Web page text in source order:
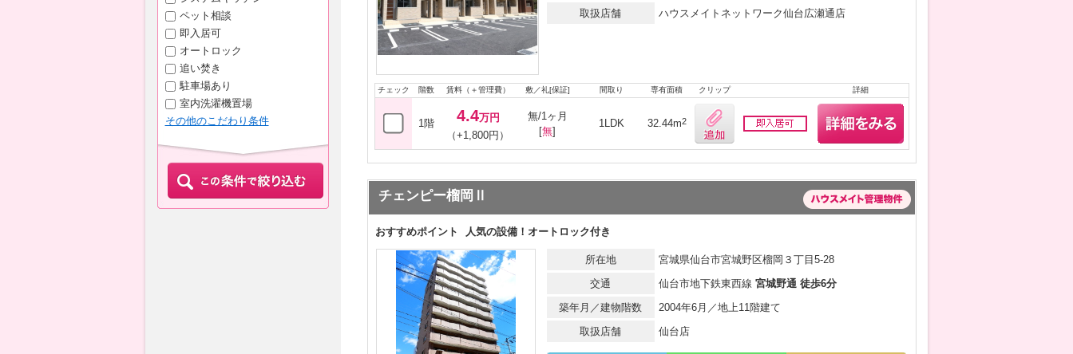
ペット相談
即入居可
オートロック
追い焚き
駐車場あり
室内洗濯機置場
その他のこだわり条件
取扱店舗
ハウスメイトネットワーク仙台広瀬通店
チェック 階数 賃料（＋管理費） 敷／礼[保証] 間取り 専有面積 クリップ 詳細
1階 4.4万円
（+1,800円）
無/1ヶ月
[無]
1LDK 32.44m2
チェンピー榴岡Ⅱ
おすすめポイント 人気の設備！オートロック付き
所在地
宮城県仙台市宮城野区榴岡３丁目5-28
交通
仙台市地下鉄東西線 宮城野通 徒歩6分
築年月／建物階数
2004年6月／地上11階建て
取扱店舗
仙台店